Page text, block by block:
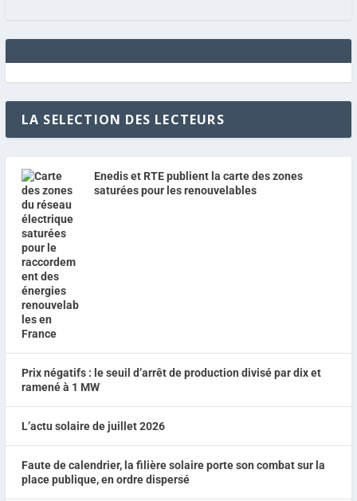
LA SELECTION DES LECTEURS
Enedis et RTE publient la carte des zones
saturées pour les renouvelables
Prix négatifs : le seuil d’arrêt de production divisé par dix et
ramené à 1 MW
L’actu solaire de juillet 2026
Faute de calendrier, la filière solaire porte son combat sur la
place publique, en ordre dispersé